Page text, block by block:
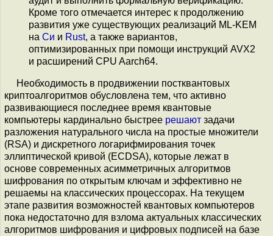
Кроме того отмечается интерес к продолжению
развития уже существующих реализаций ML-KEM
на Си и Rust, а также вариантов,
оптимизированных при помощи инструкций AVX2
и расширений CPU Aarch64.
Необходимость в продвижении постквантовых
криптоалгоритмов обусловлена тем, что активно
развивающиеся последнее время квантовые
компьютеры кардинально быстрее решают задачи
разложения натурального числа на простые множители
(RSA) и дискретного логарифмирования точек
эллиптической кривой (ECDSA), которые лежат в
основе современных асимметричных алгоритмов
шифрования по открытым ключам и эффективно не
решаемы на классических процессорах. На текущем
этапе развития возможностей квантовых компьютеров
пока недостаточно для взлома актуальных классических
алгоритмов шифрования и цифровых подписей на базе